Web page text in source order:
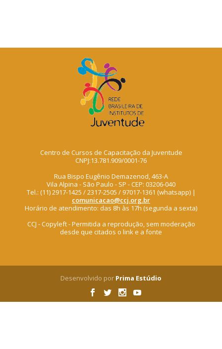
Centro de Cursos de Capacitação da Juventude
CNPJ:13.781.909/0001-76
Rua Bispo Eugênio Demazenod, 463-A
Vila Alpina - São Paulo - SP - CEP: 03206-040
Tel.: (11) 2917-1425 / 2317-2505 / 97017-1361 (whatsapp) |
comunicacao@ccj.org.br
Horário de atendimento: das 8h às 17h (segunda a sexta)
CCJ - Copyleft - Permitida a reprodução, sem moderação
desde que citados o link e a fonte
Desenvolvido por Prima Estúdio